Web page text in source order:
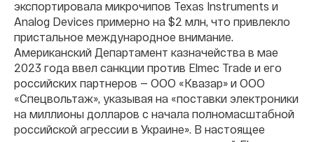
экспортировала микрочипов Texas Instruments и
Analog Devices примерно на $2 млн, что привлекло
пристальное международное внимание.
Американский Департамент казначейства в мае
2023 года ввел санкции против Elmec Trade и его
российских партнеров — ООО «Квазар» и ООО
«Спецвольтаж», указывая на «поставки электроники
на миллионы долларов с начала полномасштабной
российской агрессии в Украине». В настоящее